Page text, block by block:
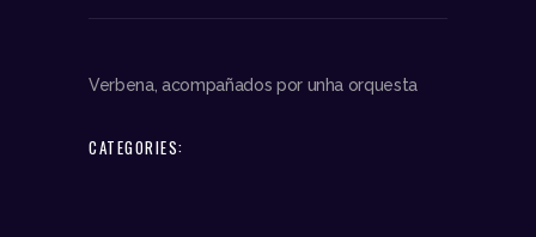
Verbena, acompañados por unha orquesta
CATEGORIES: